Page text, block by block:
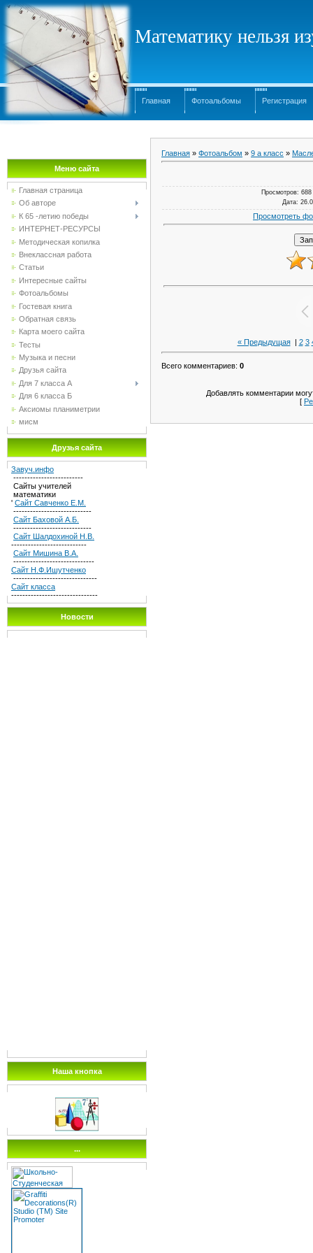
Математику нельзя
Главная Фотоальбомы Регистрация
Меню сайта
Главная страница
Об авторе
К 65 -летию победы
ИНТЕРНЕТ-РЕСУРСЫ
Методическая копилка
Внеклассная работа
Статьи
Интересные сайты
Фотоальбомы
Гостевая книга
Обратная связь
Карта моего сайта
Тесты
Музыка и песни
Друзья сайта
Для 7 класса А
Для 6 класса Б
Аксиомы планиметрии
мисм
Друзья сайта
Завуч.инфо
-------------------------
Сайты учителей
математики
' Сайт Савченко Е.М.
----------------------------
Сайт Баховой А.Б.
----------------------------
Сайт Шалдохиной Н.В.
---------------------------
Сайт Мишина В.А.
-----------------------------
Сайт Н.Ф.Ишутченко
------------------------------
Сайт класса
-------------------------------
Новости
Наша кнопка
...
Главная » Фотоальбом » 9 а класс »
Просмотров:
Дата:
Просмотреть
« Предыдущая| 2 3
Всего комментариев: 0
Добавлять комментарии
[